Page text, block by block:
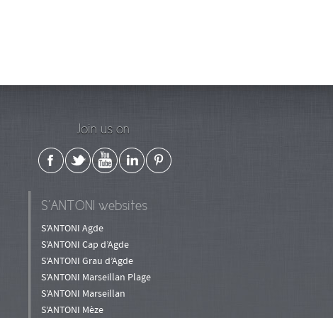
Join us on
S’ANTONI websites
S’ANTONI Agde
S’ANTONI Cap d’Agde
S’ANTONI Grau d’Agde
S’ANTONI Marseillan Plage
S’ANTONI Marseillan
S’ANTONI Mèze